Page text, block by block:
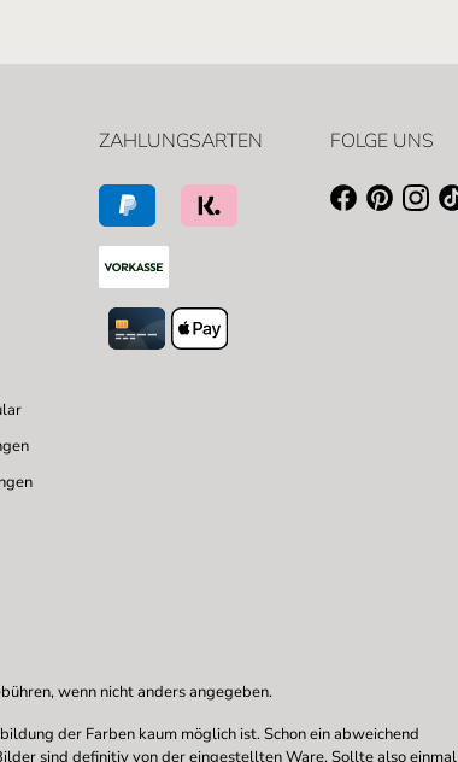
ZAHLUNGSARTEN FOLGE UNS
wenn nicht anders angegeben.
der Farben kaum möglich ist. Schon ein abweichend
sind definitiv von der eingestellten Ware. Sollte also einmal